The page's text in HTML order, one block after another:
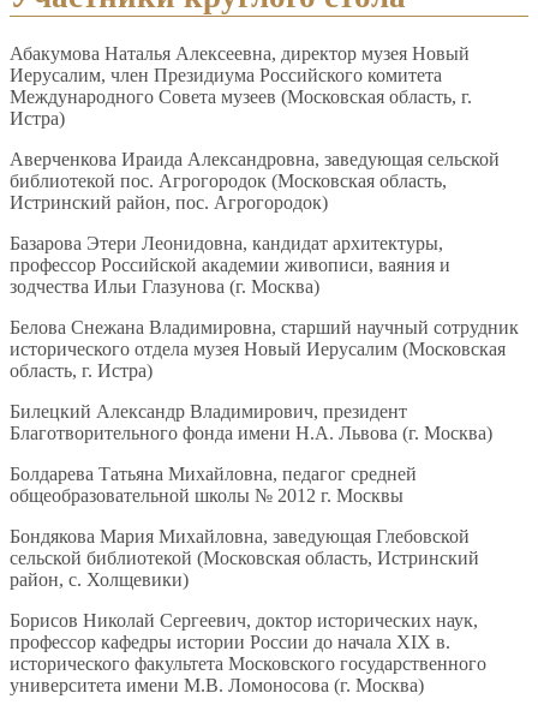
Абакумова Наталья Алексеевна, директор музея Новый
Иерусалим, член Президиума Российского комитета
Международного Совета музеев (Московская область, г.
Истра)
Аверченкова Ираида Александровна, заведующая сельской
библиотекой пос. Агрогородок (Московская область,
Истринский район, пос. Агрогородок)
Базарова Этери Леонидовна, кандидат архитектуры,
профессор Российской академии живописи, ваяния и
зодчества Ильи Глазунова (г. Москва)
Белова Снежана Владимировна, старший научный сотрудник
исторического отдела музея Новый Иерусалим (Московская
область, г. Истра)
Билецкий Александр Владимирович, президент
Благотворительного фонда имени Н.А. Львова (г. Москва)
Болдарева Татьяна Михайловна, педагог средней
общеобразовательной школы № 2012 г. Москвы
Бондякова Мария Михайловна, заведующая Глебовской
сельской библиотекой (Московская область, Истринский
район, с. Холщевики)
Борисов Николай Сергеевич, доктор исторических наук,
профессор кафедры истории России до начала XIX в.
исторического факультета Московского государственного
университета имени М.В. Ломоносова (г. Москва)